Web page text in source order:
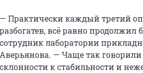
— Практически каждый третий
разбогатев, всё равно продолжил
сотрудник лаборатории
Аверьянова. — Чаще так
склонности к стабильности и